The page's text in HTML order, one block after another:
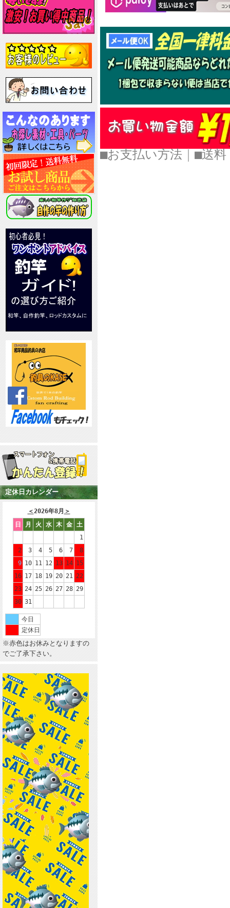
定休日カレンダー
＜2026年8月 ＞
日
月 火 水 木 金
土
1
2
3 4 5 6 7
8
9 10 11 12 13 14 15
16 17 18 19 20 21 22
23 24 25 26 27 28 29
30 31
今日
定休日
※赤色はお休みとなりますの
でご了承下さい。
■お支払い方法 ■